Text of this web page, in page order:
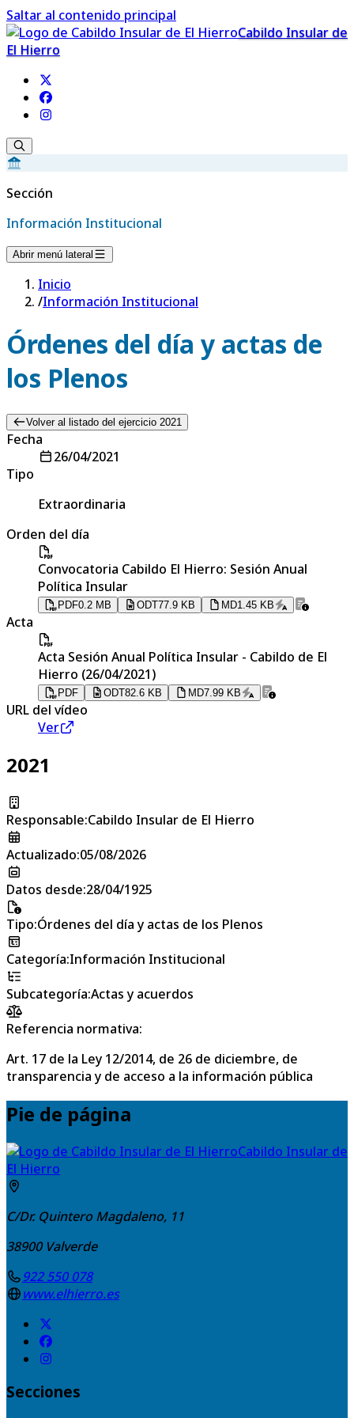
Saltar al contenido principal
Cabildo Insular de
El Hierro
Sección
Información Institucional
Abrir menú lateral
Inicio
/Información Institucional
Órdenes del día y actas de
los Plenos
Volver al listado del ejercicio 2021
Fecha
26/04/2021
Tipo
Extraordinaria
Orden del día
Convocatoria Cabildo El Hierro: Sesión Anual
Política Insular
PDF0.2 MB ODT77.9 KB MD1.45 KB
Acta
Acta Sesión Anual Política Insular - Cabildo de El
Hierro (26/04/2021)
PDF ODT82.6 KB MD7.99 KB
URL del vídeo
Ver
2021
Responsable:Cabildo Insular de El Hierro
Actualizado:05/08/2026
Datos desde:28/04/1925
Tipo:Órdenes del día y actas de los Plenos
Categoría:Información Institucional
Subcategoría:Actas y acuerdos
Referencia normativa:
Art. 17 de la Ley 12/2014, de 26 de diciembre, de
transparencia y de acceso a la información pública
Pie de página
Cabildo Insular de
El Hierro
C/Dr. Quintero Magdaleno, 11
38900 Valverde
922 550 078
www.elhierro.es
Secciones